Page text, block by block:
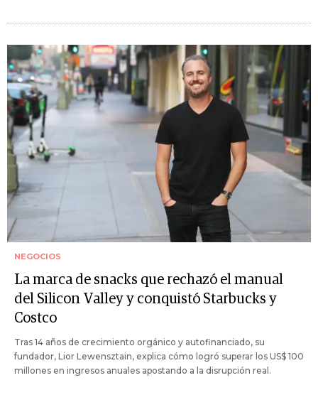
NEGOCIOS
La marca de snacks que rechazó el manual
del Silicon Valley y conquistó Starbucks y
Costco
Tras 14 años de crecimiento orgánico y autofinanciado, su
fundador, Lior Lewensztain, explica cómo logró superar los US$ 100
millones en ingresos anuales apostando a la disrupción real.